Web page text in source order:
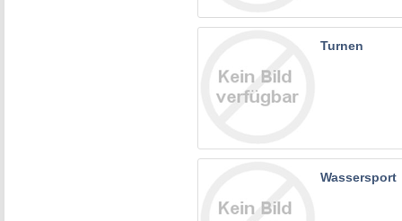
Turnen
Wassersport